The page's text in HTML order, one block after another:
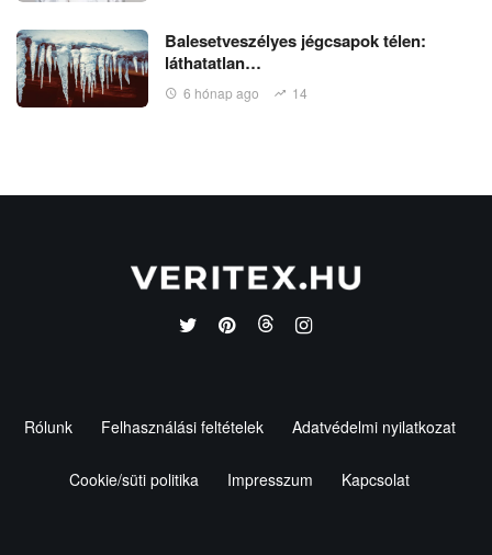
Balesetveszélyes jégcsapok télen:
láthatatlan…
6 hónap ago 14
Rólunk Felhasználási feltételek Adatvédelmi nyilatkozat
Cookie/süti politika Impresszum Kapcsolat